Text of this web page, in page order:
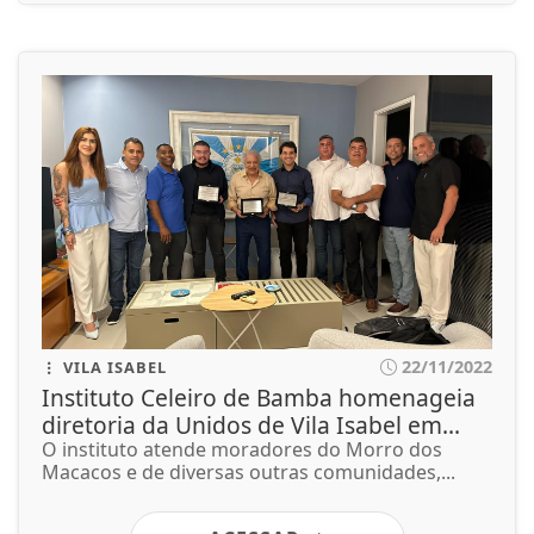
VILA ISABEL 22/11/2022
Instituto Celeiro de Bamba homenageia
diretoria da Unidos de Vila Isabel em...
O instituto atende moradores do Morro dos
Macacos e de diversas outras comunidades,...